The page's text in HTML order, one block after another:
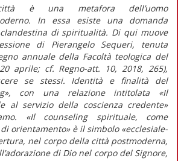
è una metafora dell’uomo
In essa esiste una domanda
di spiritualità. Di qui muove
di Pierangelo Sequeri, tenuta
annuale della Facoltà teologica del
aprile; cf. Regno-att. 10, 2018, 265),
se stessi. Identità e finalità del
», con una relazione intitolata «Il
al servizio della coscienza credente»
«Il counseling spirituale, come
orientamento» è il simbolo «ecclesiale-
nel corpo della città postmoderna,
di Dio nel corpo del Signore,